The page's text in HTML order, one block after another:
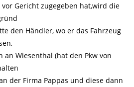
Gericht zugegeben hat,wird die
den Händler, wo er das Fahrzeug
Wiesenthal (hat den Pkw von
der Firma Pappas und diese dann